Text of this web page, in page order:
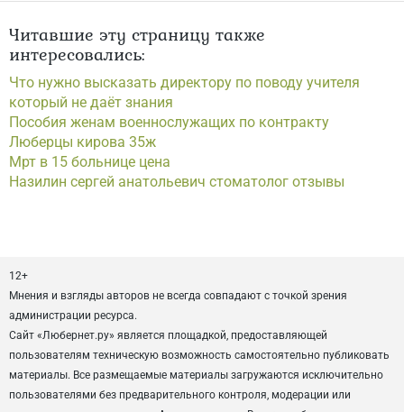
Читавшие эту страницу также
интересовались:
Что нужно высказать директору по поводу учителя
который не даёт знания
Пособия женам военнослужащих по контракту
Люберцы кирова 35ж
Мрт в 15 больнице цена
Назилин сергей анатольевич стоматолог отзывы
12+
Мнения и взгляды авторов не всегда совпадают с точкой зрения
администрации ресурса.
Сайт «Любернет.ру» является площадкой, предоставляющей
пользователям техническую возможность самостоятельно публиковать
материалы. Все размещаемые материалы загружаются исключительно
пользователями без предварительного контроля, модерации или